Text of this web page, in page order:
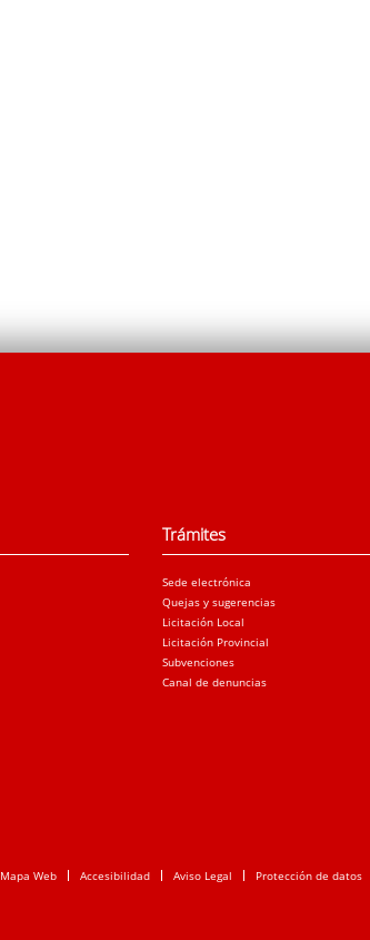
Trámites
Sede electrónica
Quejas y sugerencias
Licitación Local
Licitación Provincial
Subvenciones
Canal de denuncias
Mapa Web Accesibilidad Aviso Legal Protección de datos